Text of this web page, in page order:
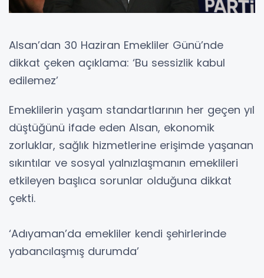
Alsan’dan 30 Haziran Emekliler Günü’nde
dikkat çeken açıklama: ‘Bu sessizlik kabul
edilemez’
Emeklilerin yaşam standartlarının her geçen yıl
düştüğünü ifade eden Alsan, ekonomik
zorluklar, sağlık hizmetlerine erişimde yaşanan
sıkıntılar ve sosyal yalnızlaşmanın emeklileri
etkileyen başlıca sorunlar olduğuna dikkat
çekti.
‘Adıyaman’da emekliler kendi şehirlerinde
yabancılaşmış durumda’